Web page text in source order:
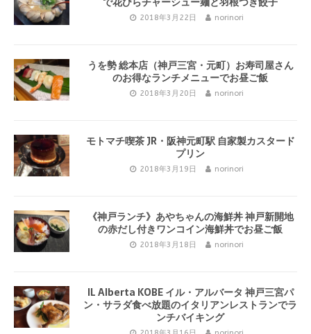
2018年3月22日 norinori
うを勢 総本店（神戸三宮・元町）お寿司屋さん
のお得なランチメニューでお昼ご飯
2018年3月20日 norinori
モトマチ喫茶 JR・阪神元町駅 自家製カスタード
プリン
2018年3月19日 norinori
《神戸ランチ》あやちゃんの海鮮丼 神戸新開地
の赤だし付きワンコイン海鮮丼でお昼ご飯
2018年3月18日 norinori
IL Alberta KOBE イル・アルバータ 神戸三宮パ
ン・サラダ食べ放題のイタリアンレストランでラ
ンチバイキング